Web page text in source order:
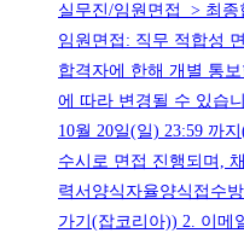
실무진/임원면접 > 최
임원면접: 직무 적합성
합격자에 한해 개별 통
에 따라 변경될 수 있습
10월 20일(일) 23:59 까
수시로 면접 진행되며,
력서양식자율양식접수
가기(잡코리아)) 2. 이메